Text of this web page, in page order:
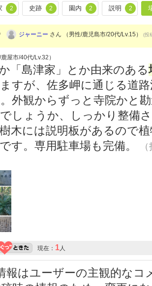
2 史跡 2 園内 2 説明 2
ジャーニー さん （男性/鹿児島市/20代/Lv.15） (投
屋市/40代/Lv.32）
か「島津家」とか由来のある
すが、佐多岬に通じる道
外観からずっと寺院かと
しょうか、しっかり整備
木には説明板があるので
です。専用駐車場も完備。
現在： 1 人
はユーザーの主観的なコ